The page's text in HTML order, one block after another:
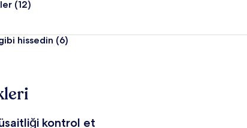
(12)
hissedin (6)
kontrol et